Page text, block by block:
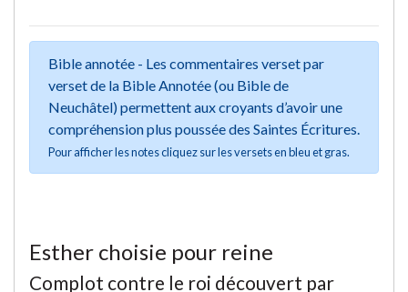
Bible annotée - Les commentaires verset par
verset de la Bible Annotée (ou Bible de
Neuchâtel) permettent aux croyants d’avoir une
compréhension plus poussée des Saintes Écritures.
Pour afficher les notes cliquez sur les versets en bleu et gras.
Esther choisie pour reine
Complot contre le roi découvert par